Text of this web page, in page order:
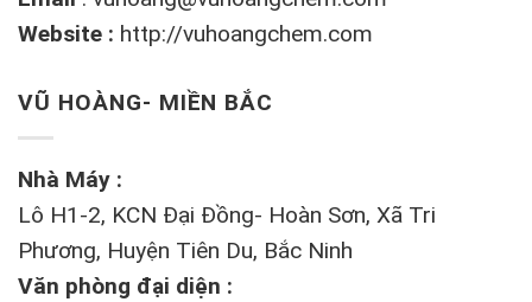
Website : http://vuhoangchem.com
VŨ HOÀNG- MIỀN BẮC
Nhà Máy :
Lô H1-2, KCN Đại Đồng- Hoàn Sơn, Xã Tri
Phương, Huyện Tiên Du, Bắc Ninh
Văn phòng đại diện :